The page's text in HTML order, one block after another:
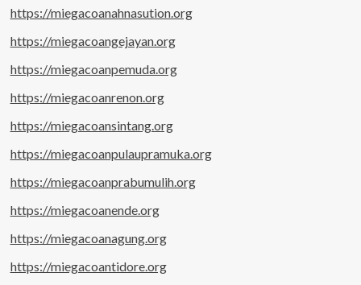
https://miegacoanahnasution.org
https://miegacoangejayan.org
https://miegacoanpemuda.org
https://miegacoanrenon.org
https://miegacoansintang.org
https://miegacoanpulaupramuka.org
https://miegacoanprabumulih.org
https://miegacoanende.org
https://miegacoanagung.org
https://miegacoantidore.org